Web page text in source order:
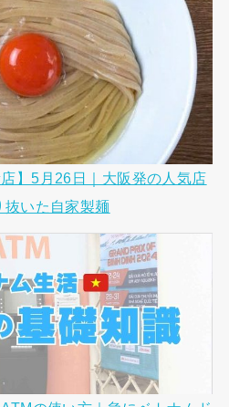
】5月26日｜大阪発の人気店
いた自家製麺